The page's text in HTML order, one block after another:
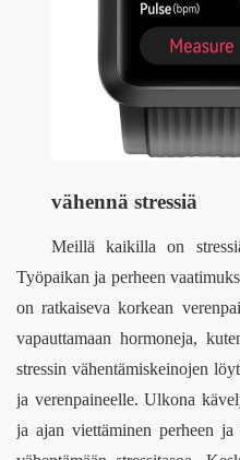
vähennä stressiä
Meillä kaikilla on
Työpaikan ja perheen
on ratkaiseva korkean
vapauttamaan hormoneja,
stressin vähentämiskeinojen
ja verenpaineelle. Ulkona
ja ajan viettäminen perheen